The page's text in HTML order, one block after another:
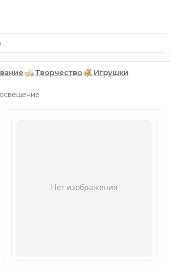
Творчество Игрушки